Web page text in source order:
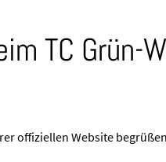
TC Grün-
offiziellen Website